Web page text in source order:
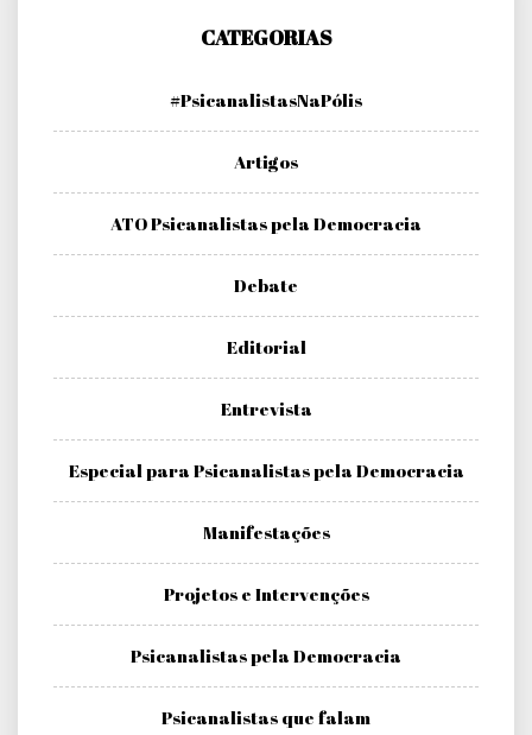
CATEGORIAS
#PsicanalistasNaPólis
Artigos
ATO Psicanalistas pela Democracia
Debate
Editorial
Entrevista
Especial para Psicanalistas pela Democracia
Manifestações
Projetos e Intervenções
Psicanalistas pela Democracia
Psicanalistas que falam